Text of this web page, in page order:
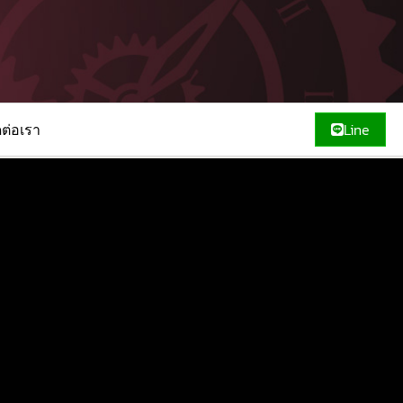
อเรา Line